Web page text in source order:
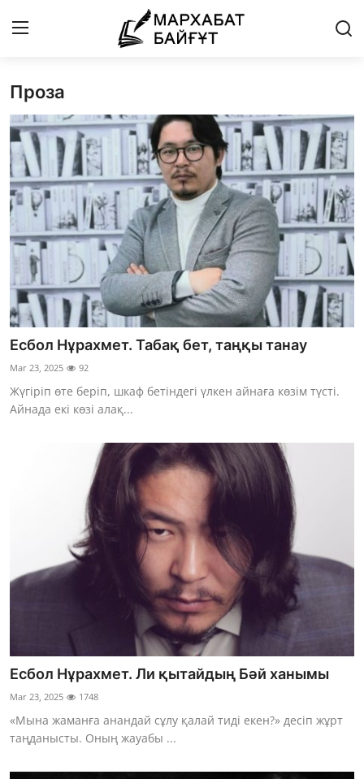
Басты бет
Байланыс
Мархабат Байғұт 80 жас
Із
Бір ауыз сөз
Әдебиет
Бейнебаян
Әлем әдебиеті
Фотосуреттер
Проза
Есбол Нұрахмет. Табақ бет, таңқы танау
Mar 23, 2025 92
Жүгіріп өте беріп, шкаф бетіндегі үлкен айнаға көзім түсті.
Айнада екі көзі алақ...
Есбол Нұрахмет. Ли қытайдың Бәй ханымы
Mar 23, 2025 1748
«Мына жаманға анандай сұлу қалай тиді екен?» десіп жұрт
таңданысты. Оның жауабы ...